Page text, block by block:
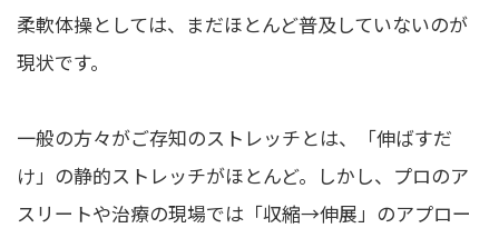
柔軟体操としては、まだほとんど普及していないのが
現状です。
一般の方々がご存知のストレッチとは、「伸ばすだ
け」の静的ストレッチがほとんど。しかし、プロのア
スリートや治療の現場では「収縮→伸展」のアプロー